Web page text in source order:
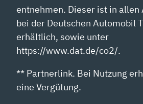
entnehmen. Dieser ist in allen
bei der Deutschen Automobil
erhältlich, sowie unter
https://www.dat.de/co2/.
** Partnerlink. Bei Nutzung
eine Vergütung.